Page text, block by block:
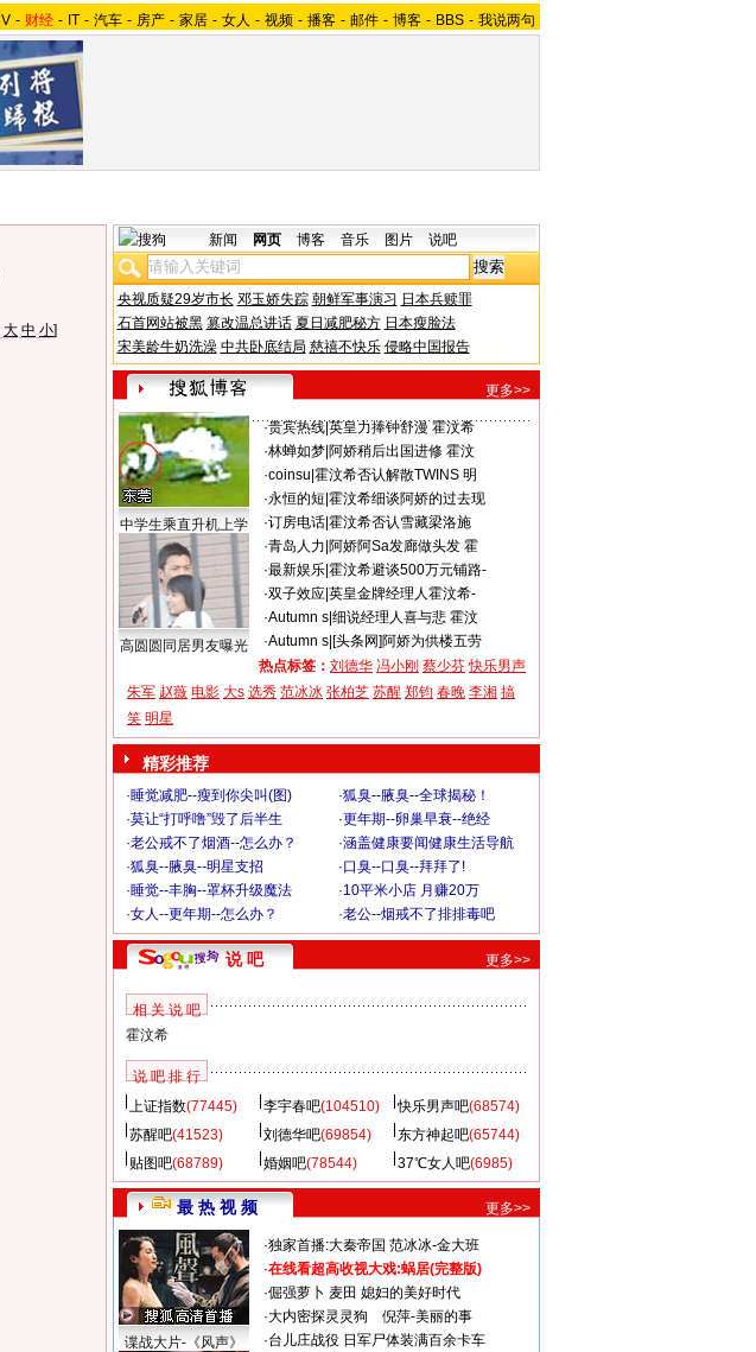
V - 财经 - IT - 汽车 - 房产 - 家居 - 女人 - 视频 - 播客 - 邮件 - 博客 - BBS - 我说两句
大 中 小]
新闻 网页 博客 音乐 图片 说吧
央视质疑29岁市长 邓玉娇失踪 朝鲜军事演习 日本兵赎罪
石首网站被黑 篡改温总讲话 夏日减肥秘方 日本瘦脸法
宋美龄牛奶洗澡 中共卧底结局 慈禧不快乐 侵略中国报告
更多>>
中学生乘直升机上学
高圆圆同居男友曝光
·贵宾热线| 英皇力捧钟舒漫 霍汶希
·林蝉如梦| 阿娇稍后出国进修 霍汶
·coinsu 霍汶希否认解散TWINS 明
·永恒的短 霍汶希细谈阿娇的过去现
·订房电话| 霍汶希否认雪藏梁洛施
·青岛人力 阿娇阿Sa发廊做头发 霍
·最新娱乐| 霍汶希避谈500万元铺路-
·双子效应| 英皇金牌经理人霍汶希-
·Autumn s| 细说经理人喜与悲 霍汶
·Autumn s| [头条网]阿娇为供楼五劳
热点标签： 刘德华 冯小刚 蔡少芬 快乐男声
朱军 赵薇 电影 大s 选秀 范冰冰 张柏芝 苏醒 郑钧 春晚 李湘 搞
笑 明星
精彩推荐
·睡觉减肥--瘦到你尖叫(图) ·狐臭--腋臭--全球揭秘！
·莫让“打呼噜”毁了后半生 ·更年期--卵巢早衰--绝经
·老公戒不了烟酒--怎么办？ ·涵盖健康要闻健康生活导航
·狐臭--腋臭--明星支招 ·口臭--口臭--拜拜了!
·睡觉--丰胸--罩杯升级魔法 ·10平米小店 月赚20万
·女人--更年期--怎么办？ ·老公--烟戒不了排排毒吧
说 吧 更多>>
相 关 说 吧
霍汶希
说 吧 排 行
上证指数(77445) 李宇春吧(104510) 快乐男声吧(68574)
苏醒吧(41523) 刘德华吧(69854) 东方神起吧(65744)
贴图吧(68789) 婚姻吧(78544) 37℃女人吧(6985)
最 热 视 频 更多>>
谍战大片-《风声》
·独家首播:大秦帝国 范冰冰-金大班
·在线看超高收视大戏:蜗居(完整版)
·倔强萝卜 麦田 媳妇的美好时代
·大内密探灵灵狗
倪萍-美丽的事
·台儿庄战役 日军尸体装满百余卡车